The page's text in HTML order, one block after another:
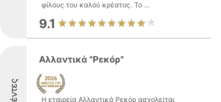
φίλους του καλού κρέατος. Το ...
9.1
Αλλαντικά "Ρεκόρ"
Η εταιρεία Αλλαντικά Ρεκόρ ασχολείται